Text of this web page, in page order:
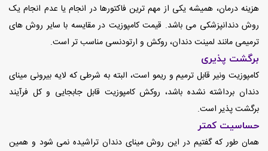
هزینه درمان، همیشه یکی از مهم ترین فاکتورها در انجام یا عدم انجام یک
روش دندانپزشکی می باشد. قیمت کامپوزیت در مقایسه با سایر روش های
ترمیمی مانند لمینت دندان، روکش و ارتودنسی مناسب تر است.
برگشت پذیری
کامپوزیت ونیر قابل ترمیم و ریمو است، البته به شرطی که لایه بیرونی مینای
دندان برداشته نشده باشد، روکش کامپوزیت قابل جابجایی و کل فرآیند
برگشت پذیر است.
حساسیت کمتر
همان طور که گفتیم در این روش مینای دندان تراشیده نمی شود و همین